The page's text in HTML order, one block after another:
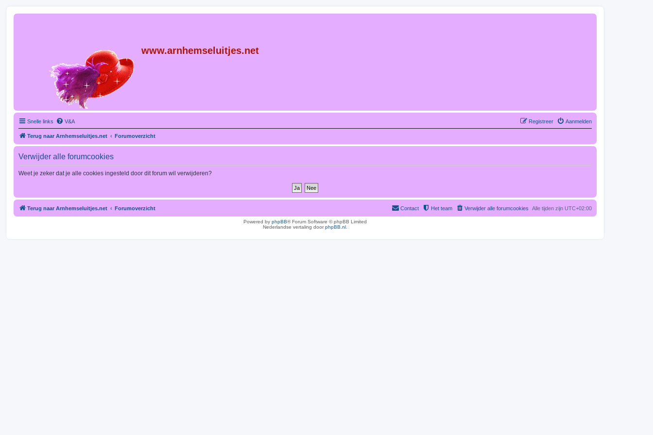
www.arnhemseluitjes.net
Snelle links V&A Aanmelden
Registreer
Terug naar Arnhemseluitjes.net Forumoverzicht
Verwijder alle forumcookies
Weet je zeker dat je alle cookies ingesteld door dit forum wil verwijderen?
Terug naar Arnhemseluitjes.net Forumoverzicht Alle tijden zijn UTC+02:00
Verwijder alle forumcookies
Het team
Contact
Powered by phpBB® Forum Software © phpBB Limited
Nederlandse vertaling doorphpBB.nl